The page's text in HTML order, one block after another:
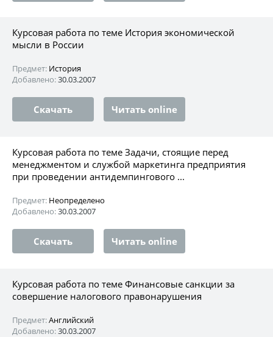
Курсовая работа по теме История экономической
мысли в России
Предмет: История
Добавлено:30.03.2007
Скачать Читать online
Курсовая работа по теме Задачи, стоящие перед
менеджментом и службой маркетинга предприятия
при проведении антидемпингового ...
Предмет: Неопределено
Добавлено:30.03.2007
Скачать Читать online
Курсовая работа по теме Финансовые санкции за
совершение налогового правонарушения
Предмет:Английский
Добавлено:30.03.2007